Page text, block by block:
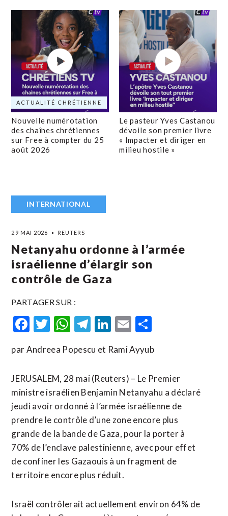
ACTUALITÉ CHRÉTIENNE
Nouvelle numérotation
des chaînes chrétiennes
sur Free à compter du 25
août 2026
Le pasteur Yves Castanou
dévoile son premier livre
« Impacter et diriger en
milieu hostile »
INTERNATIONAL
29 MAI 2026 REUTERS
Netanyahu ordonne à l’armée
israélienne d’élargir son
contrôle de Gaza
PARTAGER SUR :
Facebook
Twitter
WhatsApp
Telegram
LinkedIn
Email
par Andreea Popescu et Rami Ayyub
JERUSALEM, 28 mai (Reuters) – Le Premier
ministre israélien Benjamin Netanyahu a déclaré
jeudi avoir ordonné à l’armée israélienne de
prendre le contrôle d’une zone encore plus
grande de la bande de Gaza, pour la porter à
70% de l’enclave palestinienne, avec pour effet
de confiner les Gazaouis à un fragment de
territoire encore plus réduit.
Israël contrôlerait actuellement environ 64% de